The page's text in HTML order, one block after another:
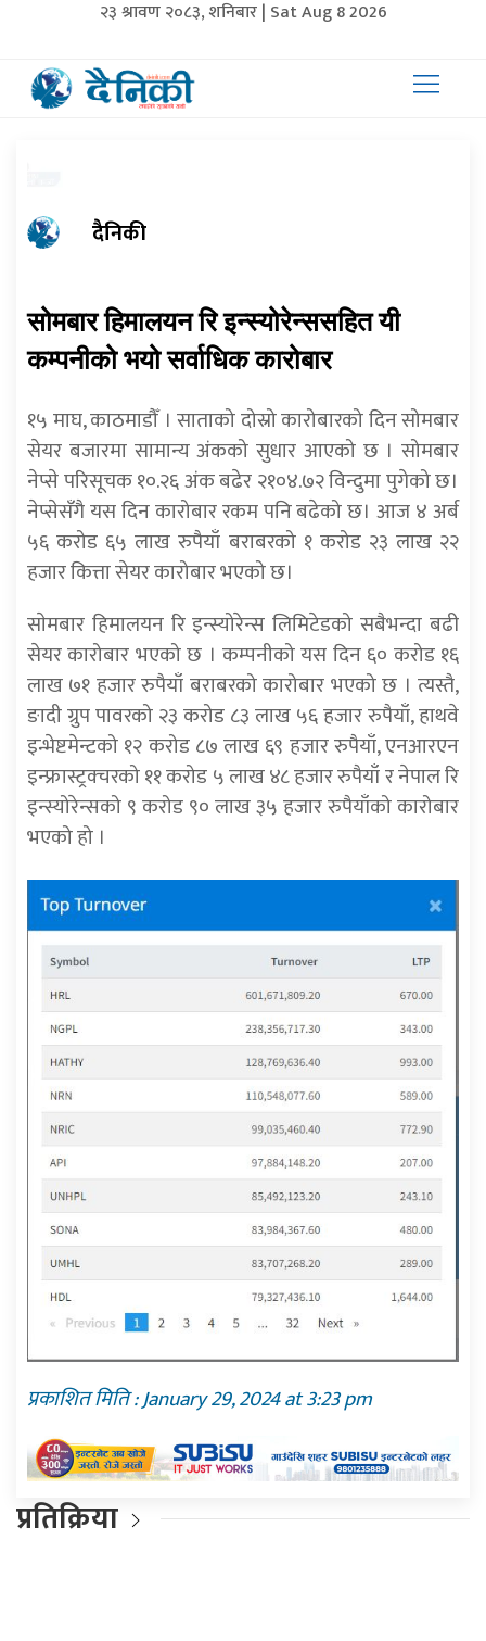
२३ श्रावण २०८३, शनिबार | Sat Aug 8 2026
दैनिकी
सोमबार हिमालयन रि इन्स्योरेन्ससहित यी
कम्पनीको भयो सर्वाधिक कारोबार
१५ माघ, काठमाडौँ । साताको दोस्रो कारोबारको दिन सोमबार
सेयर बजारमा सामान्य अंकको सुधार आएको छ । सोमबार
नेप्से परिसूचक १०.२६ अंक बढेर २१०४.७२ विन्दुमा पुगेको छ।
नेप्सेसँगै यस दिन कारोबार रकम पनि बढेको छ। आज ४ अर्ब
५६ करोड ६५ लाख रुपैयाँ बराबरको १ करोड २३ लाख २२
हजार कित्ता सेयर कारोबार भएको छ।
साेमबार हिमालयन रि इन्स्योरेन्स लिमिटेडको सबैभन्दा बढी
सेयर कारोबार भएको छ । कम्पनीको यस दिन ६० करोड १६
लाख ७१ हजार रुपैयाँ बराबरको कारोबार भएको छ । त्यस्तै,
ङादी ग्रुप पावरको २३ करोड ८३ लाख ५६ हजार रुपैयाँ, हाथवे
इन्भेष्टमेन्टको १२ करोड ८७ लाख ६९ हजार रुपैयाँ, एनआरएन
इन्फ्रास्ट्रक्चरको ११ करोड ५ लाख ४८ हजार रुपैयाँ र नेपाल रि
इन्स्योरेन्सको ९ करोड ९० लाख ३५ हजार रुपैयाँको कारोबार
भएको हो ।
प्रकाशित मिति : January 29, 2024 at 3:23 pm
प्रतिक्रिया